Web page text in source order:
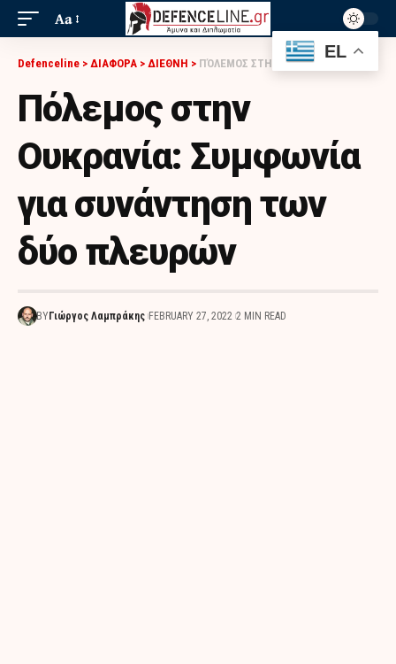
Aa
Defenceline > ΔΙΑΦΟΡΑ > ΔΙΕΘΝΗ > ΠΌΛΕΜΟΣ ΣΤΗΝ ΟΥΚΡΑΝΊΑ: ΣΥΜΦΩΝΊΑ ΓΙΑ ΣΥΝΆΝΤΗΣΗ ΤΩΝ ΔΎΟ ΠΛΕΥΡΏΝ
Πόλεμος στην
Ουκρανία: Συμφωνία
για συνάντηση των
δύο πλευρών
BY Γιώργος Λαμπράκης FEBRUARY 27, 2022 2 MIN READ
EL